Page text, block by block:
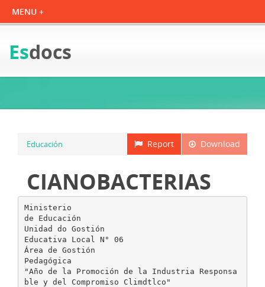
Esdocs
Download
Report
Educación
CIANOBACTERIAS
Ministerio
de Educación
Unidad do Gostión
Educativa Local N° 06
Área de Gostión
Pedagógica
"Año de la Promoción de la Industria Responsa
ble y del Compromiso Climdtlco"